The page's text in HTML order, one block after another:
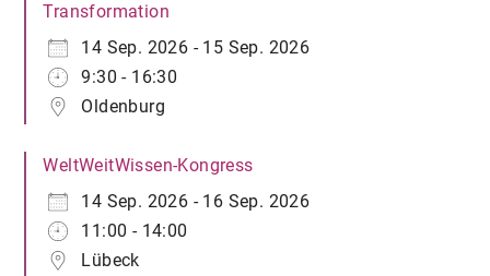
Transformation
14 Sep. 2026 - 15 Sep. 2026
9:30 - 16:30
Oldenburg
WeltWeitWissen-Kongress
14 Sep. 2026 - 16 Sep. 2026
11:00 - 14:00
Lübeck